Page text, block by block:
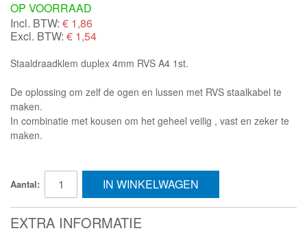
OP VOORRAAD
Incl. BTW: € 1,86
Excl. BTW: € 1,54
Staaldraadklem duplex 4mm RVS A4 1st.
De oplossing om zelf de ogen en lussen met RVS staalkabel te
maken.
In combinatie met kousen om het geheel veilig , vast en zeker te
maken.
Aantal: IN WINKELWAGEN
EXTRA INFORMATIE